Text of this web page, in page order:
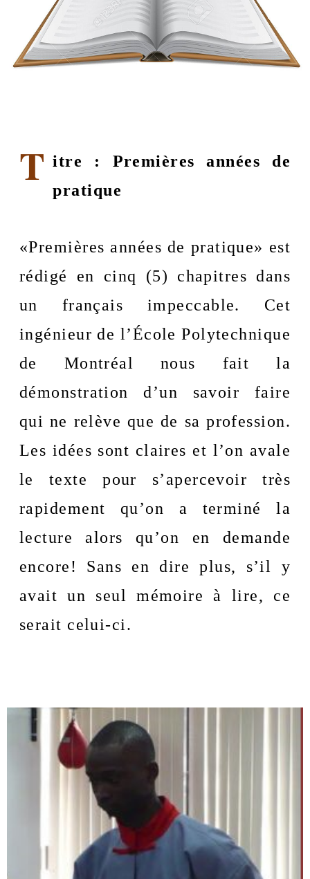
T itre : Premières années de
pratique
«Premières années de pratique» est
rédigé en cinq (5) chapitres dans
un français impeccable. Cet
ingénieur de l’École Polytechnique
de Montréal nous fait la
démonstration d’un savoir faire
qui ne relève que de sa profession.
Les idées sont claires et l’on avale
le texte pour s’apercevoir très
rapidement qu’on a terminé la
lecture alors qu’on en demande
encore! Sans en dire plus, s’il y
avait un seul mémoire à lire, ce
serait celui-ci.